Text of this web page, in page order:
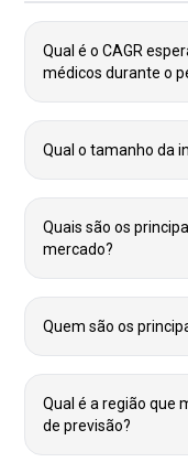
Qual é o CAGR
médicos durante o
Qual o tamanho da
Quais são os
mercado?
Quem são os
Qual é a região que
de previsão?